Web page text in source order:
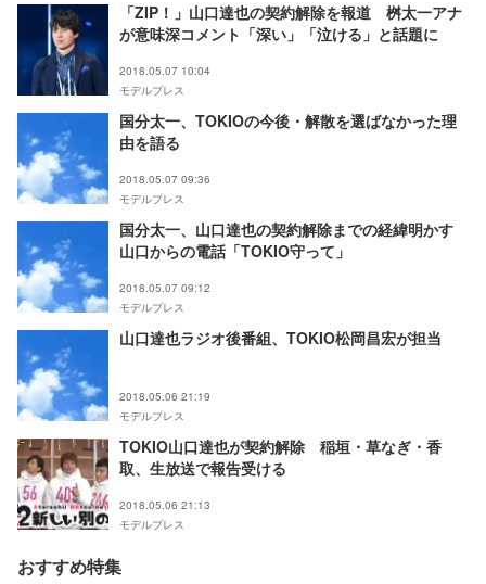
「ZIP！」山口達也の契約解除を報道 桝太一アナ
が意味深コメント「深い」「泣ける」と話題に
2018.05.07 10:04
モデルプレス
国分太一、TOKIOの今後・解散を選ばなかった理
由を語る
2018.05.07 09:36
モデルプレス
国分太一、山口達也の契約解除までの経緯明かす
山口からの電話「TOKIO守って」
2018.05.07 09:12
モデルプレス
山口達也ラジオ後番組、TOKIO松岡昌宏が担当
2018.05.06 21:19
モデルプレス
TOKIO山口達也が契約解除 稲垣・草なぎ・香
取、生放送で報告受ける
2018.05.06 21:13
モデルプレス
おすすめ特集